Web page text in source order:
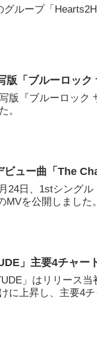
グループ「
版「ブルーロッ
版『ブルーロック
。
ュー曲「The
24日、1stシング
MVを公開しました。
」主要4チャー
」はリリース
に上昇し、主要4